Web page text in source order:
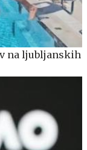
na ljubljanskih